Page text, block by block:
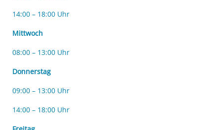
14:00 – 18:00 Uhr
Mittwoch
08:00 – 13:00 Uhr
Donnerstag
09:00 – 13:00 Uhr
14:00 – 18:00 Uhr